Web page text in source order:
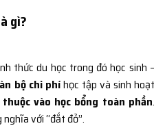
gì?
thức du học trong đó học sinh –
bộ chi phíhọc tập và sinh hoạt
vào học bổng toàn phần.
với “đắt đỏ”.